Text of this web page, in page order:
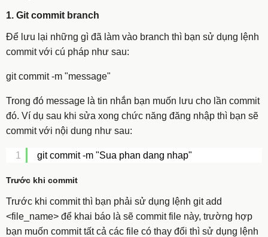
1. Git commit branch
Để lưu lại những gì đã làm vào branch thì bạn sử dụng lệnh
commit với cú pháp như sau:
git commit -m "message"
Trong đó message là tin nhắn bạn muốn lưu cho lần commit
đó. Ví dụ sau khi sửa xong chức năng đăng nhập thì bạn sẽ
commit với nội dung như sau:
1 git commit -m "Sua phan dang nhap"
Trước khi commit
Trước khi commit thì bạn phải sử dụng lệnh git add
<file_name> để khai báo là sẽ commit file này, trường hợp
bạn muốn commit tất cả các file có thay đổi thì sử dụng lệnh